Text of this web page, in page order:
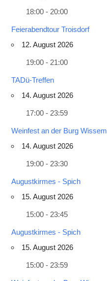
18:00 - 20:00
Feierabendtour Troisdorf
12. August 2026
19:00 - 21:00
TADü-Treffen
14. August 2026
17:00 - 23:59
Weinfest an der Burg Wissem
14. August 2026
19:00 - 23:30
Augustkirmes - Spich
15. August 2026
15:00 - 23:45
Augustkirmes - Spich
15. August 2026
15:00 - 23:59